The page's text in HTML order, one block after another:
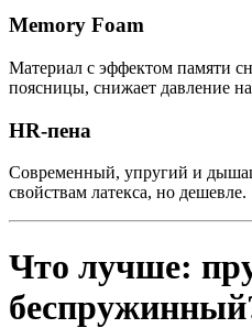
Memory Foam
Материал с эффектом памяти
поясницы, снижает давление
HR-пена
Современный, упругий и
свойствам латекса, но дешевле.
Что лучше: